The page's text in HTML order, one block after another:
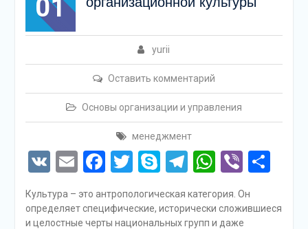
01
yurii
Оставить комментарий
Основы организации и управления
менеджмент
VKEmailFacebook
Twitter
SkypeTelegram
Viber
Культура – ​​это антропологическая категория. Он
определяет специфические, исторически сложившиеся
и целостные черты национальных групп и даже